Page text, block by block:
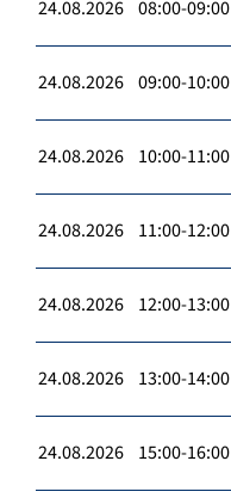
24.08.2026 08:00-09:00
24.08.2026 09:00-10:00
24.08.2026 10:00-11:00
24.08.2026 11:00-12:00
24.08.2026 12:00-13:00
24.08.2026 13:00-14:00
24.08.2026 15:00-16:00